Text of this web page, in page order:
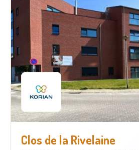
Clos de la Rivelaine